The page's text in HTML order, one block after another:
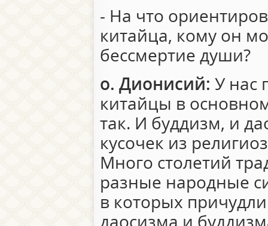
- На что
китайца, кому он
бессмертие души?
о. Дионисий: У нас
китайцы в
так. И буддизм, и
кусочек из
Много столетий
разные народные
в которых
даосизма и